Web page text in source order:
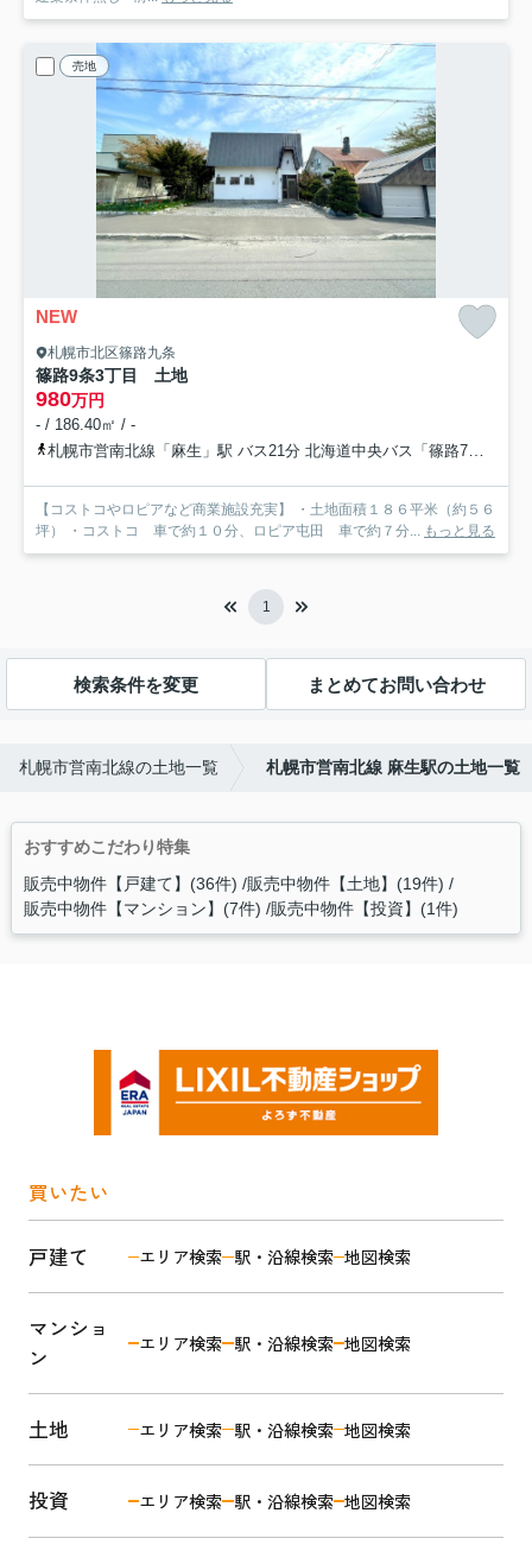
売地
NEW
札幌市北区篠路九条
篠路9条3丁目 土地
980万円
- / 186.40㎡ / -
札幌市営南北線「麻生」駅 バス21分 北海道中央バス「篠路7条2丁目」 停歩4分
【コストコやロピアなど商業施設充実】 ・土地面積１８６平米（約５６
坪） ・コストコ 車で約１０分、ロピア屯田 車で約７分... もっと見る
1
検索条件を変更 まとめてお問い合わせ
札幌市営南北線の土地一覧 札幌市営南北線 麻生駅の土地一覧
おすすめこだわり特集
販売中物件【戸建て】(36件) 販売中物件【土地】(19件)
販売中物件【マンション】(7件) 販売中物件【投資】(1件)
買いたい
戸建て エリア検索 駅・沿線検索 地図検索
マンショ
ン
エリア検索 駅・沿線検索 地図検索
土地 エリア検索 駅・沿線検索 地図検索
投資 エリア検索 駅・沿線検索 地図検索